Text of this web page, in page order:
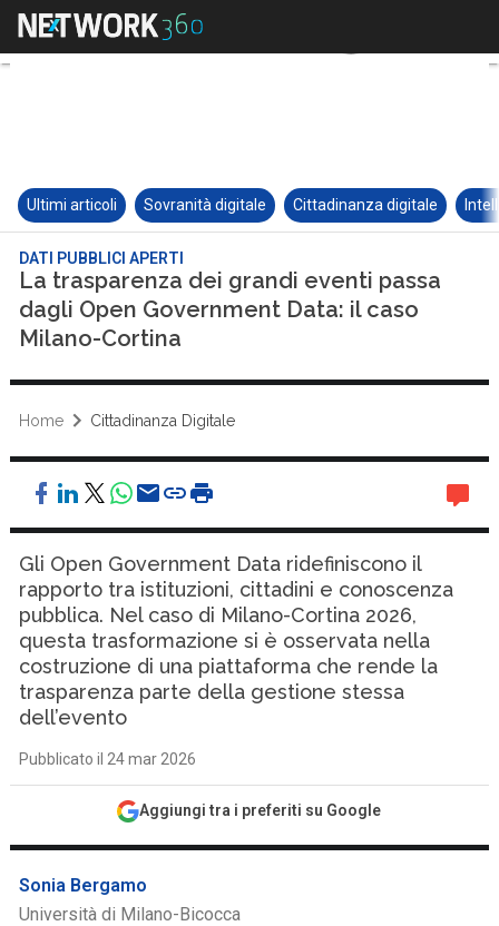
Ultimi articoli Sovranità digitale Cittadinanza digitale
DATI PUBBLICI APERTI
La trasparenza dei grandi eventi passa
dagli Open Government Data: il caso
Milano-Cortina
Home Cittadinanza Digitale
Gli Open Government Data ridefiniscono il
rapporto tra istituzioni, cittadini e conoscenza
pubblica. Nel caso di Milano-Cortina 2026,
questa trasformazione si è osservata nella
costruzione di una piattaforma che rende la
trasparenza parte della gestione stessa
dell’evento
Pubblicato il 24 mar 2026
Aggiungi tra i preferiti su Google
Sonia Bergamo
Università di Milano-Bicocca